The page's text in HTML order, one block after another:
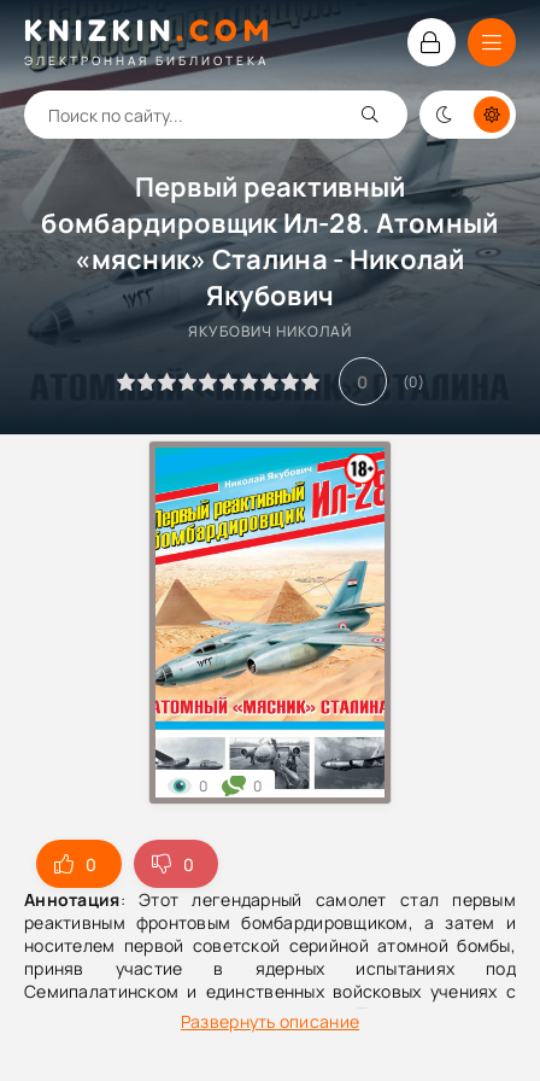
KNIZKIN.COM
ЭЛЕКТРОННАЯ БИБЛИОТЕКА
Первый реактивный
бомбардировщик Ил-28. Атомный
«мясник» Сталина - Николай
Якубович
ЯКУБОВИЧ НИКОЛАЙ
0 (0)
0
0
Аннотация: Этот легендарный самолет стал первым
реактивным фронтовым бомбардировщиком, а затем и
носителем первой советской серийной атомной бомбы,
приняв участие в ядерных испытаниях под
Семипалатинском и единственных войсковых учениях с
применением атомного оружия на Тоцком полигоне.
После первого публичного показа Ил-28 на майском
Развернуть описание
0 0